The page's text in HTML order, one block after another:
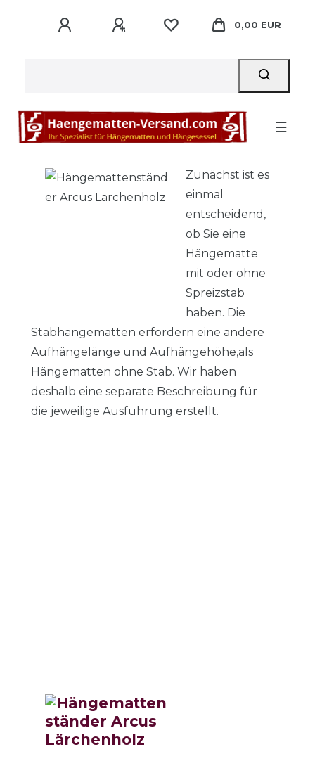
0,00 EUR
☰
Zunächst ist es
einmal
entscheidend,
ob Sie eine
Hängematte
mit oder ohne
Spreizstab
haben. Die
Stabhängematten erfordern eine andere
Aufhängelänge und Aufhängehöhe,als
Hängematten ohne Stab. Wir haben
deshalb eine separate Beschreibung für
die jeweilige Ausführung erstellt.